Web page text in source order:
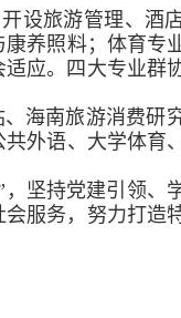
开设旅游管理、酒
养照料；体育专
应。
四大专业群
海南旅游消费研
外语、大学体育、
坚持党建引领、
服务，努力打造